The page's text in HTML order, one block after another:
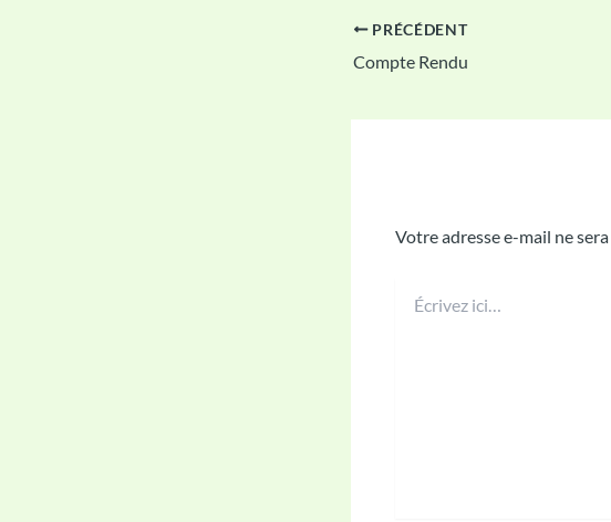
PRÉCÉDENT
Compte Rendu
Votre adresse e-mail ne sera
ici…